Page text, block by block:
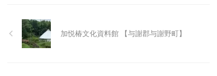
加悦椿文化資料館 【与謝郡与謝野町】